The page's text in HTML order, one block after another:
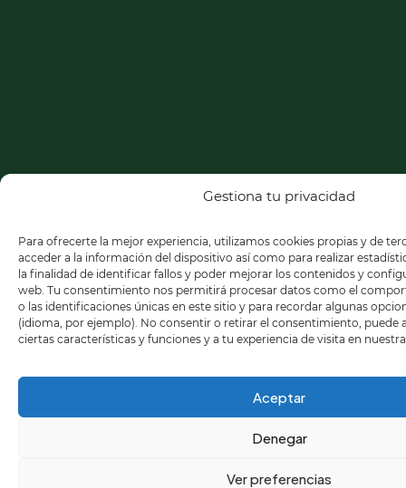
Gestiona tu privacidad
Para ofrecerte la mejor experiencia, utilizamos cookies propias y de
acceder a la información del dispositivo así como para realizar
la finalidad de identificar fallos y poder mejorar los contenidos y
web. Tu consentimiento nos permitirá procesar datos como el
o las identificaciones únicas en este sitio y para recordar algunas
(idioma, por ejemplo). No consentir o retirar el consentimiento, puede
ciertas características y funciones y a tu experiencia de visita en
Aceptar
Denegar
Ver preferencias